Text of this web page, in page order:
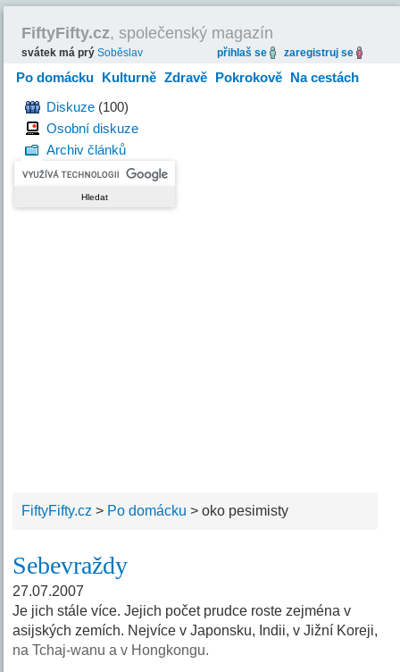
FiftyFifty.cz, společenský magazín
svátek má prýSoběslav přihlaš se zaregistruj se
Po domácku Kulturně Zdravě Pokrokově Na cestách
HravěDiskuze (100)
Osobní diskuze
Archiv článků
FiftyFifty.cz > Po domácku >oko pesimisty
Sebevraždy
27.07.2007
Je jich stále více. Jejich počet prudce roste zejména v
asijských zemích. Nejvíce v Japonsku, Indii, v Jižní Koreji,
na Tchaj-wanu a v Hongkongu.